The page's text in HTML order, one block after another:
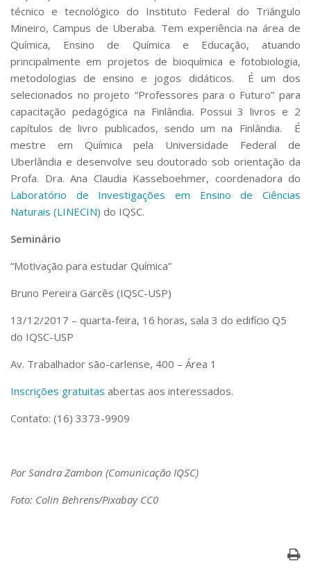
Serviços
Bibliotecas
Apoio ao Estudante
Segurança, Trânsito e Prevenção
RH, Administrativo e Financeiro
Outros serviços
Comunicação
Assessorias e Mídias
Aplicativos e Sites
Jornal da USP
Agenda de Eventos
Defesa de Teses
técnico e tecnológico do Instituto Federal do Triângulo
Mineiro, Campus de Uberaba. Tem experiência na área de
Química, Ensino de Química e Educação, atuando
principalmente em projetos de bioquímica e fotobiologia,
metodologias de ensino e jogos didáticos. É um dos
selecionados no projeto “Professores para o Futuro” para
capacitação pedagógica na Finlândia. Possui 3 livros e 2
capítulos de livro publicados, sendo um na Finlândia. É
mestre em Química pela Universidade Federal de
Uberlândia e desenvolve seu doutorado sob orientação da
Profa. Dra. Ana Claudia Kasseboehmer, coordenadora do
Laboratório de Investigações em Ensino de Ciências
Naturais (LINECIN) do IQSC.
Seminário
“Motivação para estudar Química”
Bruno Pereira Garcês (IQSC-USP)
13/12/2017 – quarta-feira, 16 horas, sala 3 do edifício Q5
do IQSC-USP
Av. Trabalhador são-carlense, 400 – Área 1
Inscrições gratuitas abertas aos interessados.
Contato: (16) 3373-9909
Por Sandra Zambon (Comunicação IQSC)
Foto: Colin Behrens/Pixabay CC0